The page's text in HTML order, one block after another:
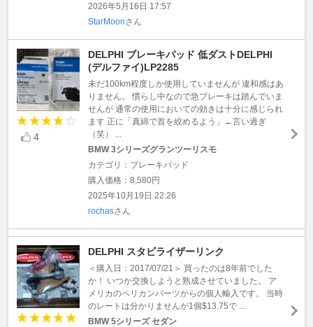
2026年5月16日 17:57
StarMoonさん
4
DELPHI ブレーキパッド 低ダストDELPHI
(デルファイ)LP2285
未だ100km程度しか使用していませんが 違和感はあ
りません。 慣らし中なので急ブレーキは踏んでいま
せんが 通常の使用においての効きは十分に感じられ
ます 正に「真綿で首を絞めるよう」←言い過ぎ
（笑） ...
BMW 3シリーズグランツーリスモ
カテゴリ：ブレーキパッド
購入価格：8,580円
2025年10月19日 22:26
rochasさん
DELPHI スタビライザーリンク
＜購入日：2017/07/21＞ 買ったのは8年前でした
か！ いつか交換しようと熟成させていました。 ア
メリカのペリカンパーツからの個人輸入です。 当時
のレートは分かりませんが1個$13.75で ...
BMW 5シリーズ セダン